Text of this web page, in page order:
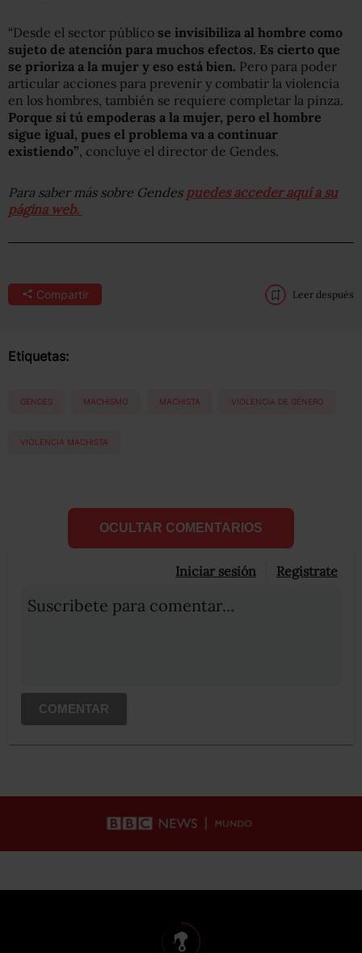
“Desde el sector público se invisibiliza al hombre como
sujeto de atención para muchos efectos. Es cierto que
se prioriza a la mujer y eso está bien. Pero para poder
articular acciones para prevenir y combatir la violencia
en los hombres, también se requiere completar la pinza.
Porque si tú empoderas a la mujer, pero el hombre
sigue igual, pues el problema va a continuar
existiendo” , concluye el director de Gendes.
Para saber más sobre Gendes puedes acceder aquí a su
página web.
Compartir Leer después
Etiquetas:
GENDES MACHISMO MACHISTA VIOLENCIA DE GÉNERO
VIOLENCIA MACHISTA
OCULTAR COMENTARIOS
Iniciar sesión Registrate
Suscribete para comentar...
COMENTAR